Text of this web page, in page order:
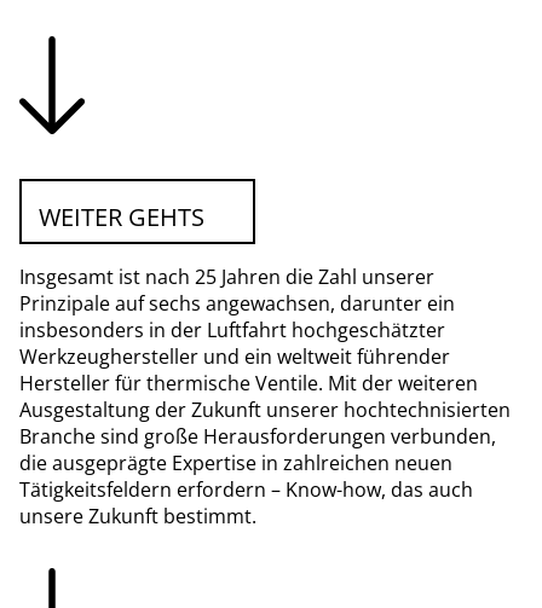
WEITER GEHTS
Insgesamt ist nach 25 Jahren die Zahl unserer
Prinzipale auf sechs angewachsen, darunter ein
insbesonders in der Luftfahrt hochgeschätzter
Werkzeughersteller und ein weltweit führender
Hersteller für thermische Ventile. Mit der weiteren
Ausgestaltung der Zukunft unserer hochtechnisierten
Branche sind große Herausforderungen verbunden,
die ausgeprägte Expertise in zahlreichen neuen
Tätigkeitsfeldern erfordern – Know-how, das auch
unsere Zukunft bestimmt.